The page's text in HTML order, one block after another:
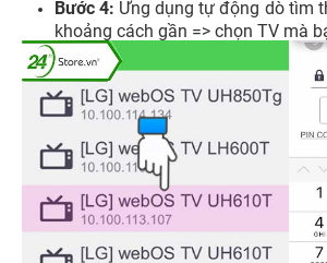
Bước 4: Ứng dụng tự động dò tìm
khoảng cách gần => chọn TV mà